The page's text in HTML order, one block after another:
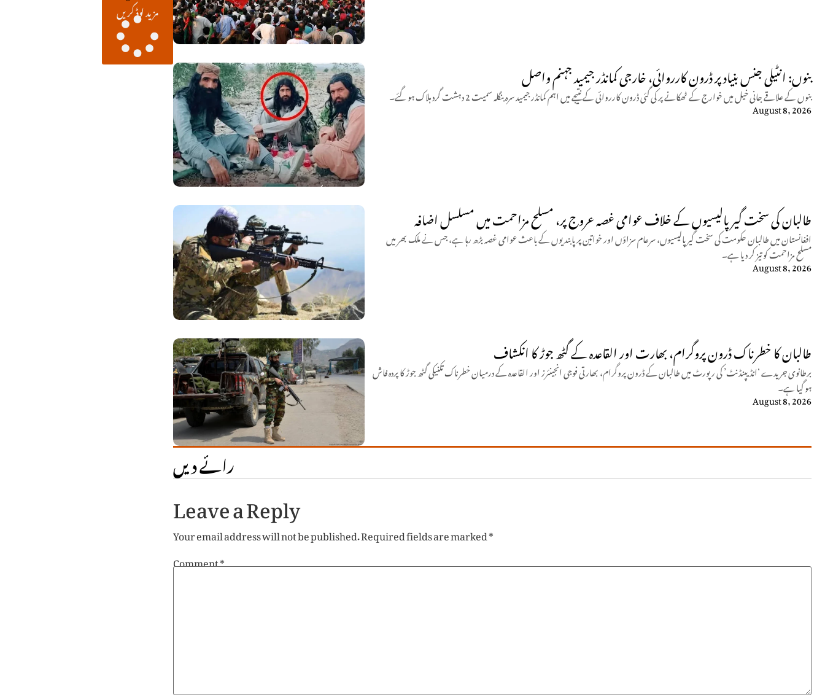
مزید لوڈ کریں
بنوں: انٹیلی جنس بنیاد پر ڈرون کارروائی، خارجی کمانڈر جیمید جہنم واصل
بنوں کے علاقے جانی خیل میں خوارج کے ٹھکانے پر کی گئی ڈرون کارروائی کے نتیجے میں اہم کمانڈر جیمید سرہ بنگلہ سمیت 2 دہشت گرد ہلاک ہو گئے۔
August 8, 2026
طالبان کی سخت گیر پالیسیوں کے خلاف عوامی غصہ عروج پر، مسلح مزاحمت میں مسلسل اضافہ
افغانستان میں طالبان حکومت کی سخت گیر پالیسیوں، سرعام سزاؤں اور خواتین پر پابندیوں کے باعث عوامی غصہ بڑھ رہا ہے، جس نے ملک بھر میں
مسلح مزاحمت کو تیز کر دیا ہے۔
August 8, 2026
طالبان کا خطرناک ڈرون پروگرام، بھارت اور القاعدہ کے گٹھ جوڑ کا انکشاف
برطانوی جریدے ‘انڈیپنڈنٹ’ کی رپورٹ میں طالبان کے ڈرون پروگرام، بھارتی فوجی انجینئرز اور القاعدہ کے درمیان خطرناک تکنیکی گٹھ جوڑ کا پردہ فاش
ہو گیا ہے۔
August 8, 2026
رائے دیں
Leave a Reply
Your email address will not be published.Required fields are marked*
Comment*